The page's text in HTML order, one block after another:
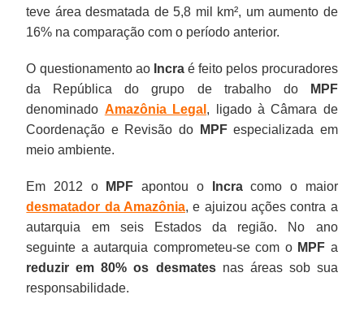
teve área desmatada de 5,8 mil km², um aumento de
16% na comparação com o período anterior.
O questionamento ao Incraé feito pelos procuradores
da República do grupo de trabalho do
MPF
denominado Amazônia Legal , ligado à Câmara de
Coordenação e Revisão do
MPFespecializada em
meio ambiente.
Em 2012 o MPF apontou o Incracomo o maior
desmatador da Amazônia, e ajuizou ações contra a
autarquia em seis Estados da região. No ano
seguinte a autarquia comprometeu-se com o MPF a
reduzir em 80% os desmatesnas áreas sob sua
responsabilidade.